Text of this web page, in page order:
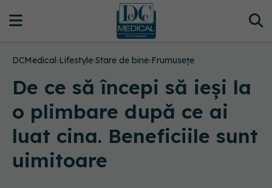
DCMedical›Lifestyle›Stare de bine›Frumusețe
De ce să începi să ieși la
o plimbare după ce ai
luat cina. Beneficiile sunt
uimitoare